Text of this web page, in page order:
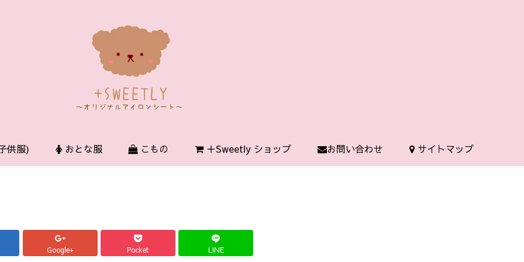
供服) おとな服 こもの ＋Sweetly ショップ お問い合わせ サイトマップ
Google+ Pocket LINE